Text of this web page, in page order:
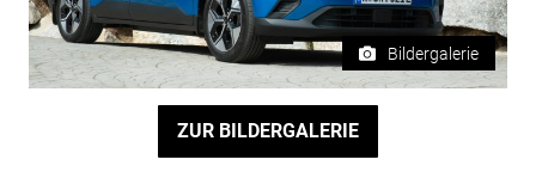
Bildergalerie
ZUR BILDERGALERIE